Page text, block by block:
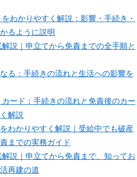
わかりやすく解説：影響・手続き・
るように説明
説｜申立てから免責までの全手順と
る：手続きの流れと生活への影響を
ード：手続きの流れと免責後のカー
解説
わかりやすく解説｜受給中でも破産
までの実務ガイド
説｜申立てから免責まで、知ってお
再建の道